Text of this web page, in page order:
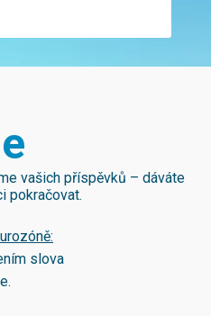
vašich příspěvků – dáváte
pokračovat.
slova